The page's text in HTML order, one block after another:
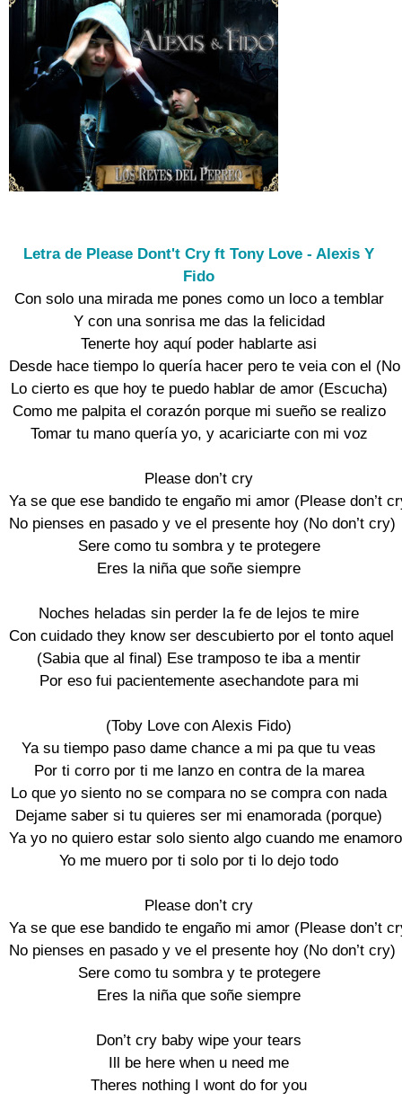
Letra de Please Dont't Cry ft Tony Love - Alexis Y
Fido
Con solo una mirada me pones como un loco a temblar
Y con una sonrisa me das la felicidad
Tenerte hoy aquí poder hablarte asi
Desde hace tiempo lo quería hacer pero te veia con el
Lo cierto es que hoy te puedo hablar de amor (Escucha)
Como me palpita el corazón porque mi sueño se realizo
Tomar tu mano quería yo, y acariciarte con mi voz
Please don’t cry
Ya se que ese bandido te engaño mi amor (Please don’t
No pienses en pasado y ve el presente hoy (No don’t cry)
Sere como tu sombra y te protegere
Eres la niña que soñe siempre
Noches heladas sin perder la fe de lejos te mire
Con cuidado they know ser descubierto por el tonto aquel
(Sabia que al final) Ese tramposo te iba a mentir
Por eso fui pacientemente asechandote para mi
(Toby Love con Alexis Fido)
Ya su tiempo paso dame chance a mi pa que tu veas
Por ti corro por ti me lanzo en contra de la marea
Lo que yo siento no se compara no se compra con nada
Dejame saber si tu quieres ser mi enamorada (porque)
Ya yo no quiero estar solo siento algo cuando me enamoro
Yo me muero por ti solo por ti lo dejo todo
Please don’t cry
Ya se que ese bandido te engaño mi amor (Please don’t
No pienses en pasado y ve el presente hoy (No don’t cry)
Sere como tu sombra y te protegere
Eres la niña que soñe siempre
Don’t cry baby wipe your tears
Ill be here when u need me
Theres nothing I wont do for you